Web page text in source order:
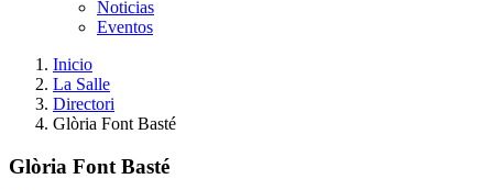
Noticias
Eventos
Inicio
La Salle
Directori
Glòria Font Basté
Glòria Font Basté